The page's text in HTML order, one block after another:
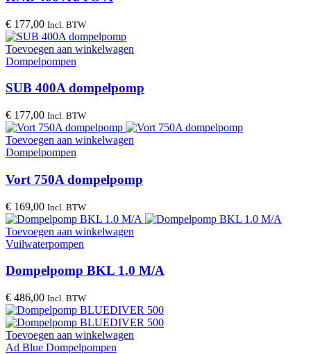
€ 177,00 Incl. BTW
Toevoegen aan winkelwagen
Dompelpompen
SUB 400A dompelpomp
€ 177,00 Incl. BTW
Toevoegen aan winkelwagen
Dompelpompen
Vort 750A dompelpomp
€ 169,00 Incl. BTW
Toevoegen aan winkelwagen
Vuilwaterpompen
Dompelpomp BKL 1.0 M/A
€ 486,00 Incl. BTW
Toevoegen aan winkelwagen
Ad Blue Dompelpompen